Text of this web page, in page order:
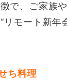
で、ご家族
モート新年